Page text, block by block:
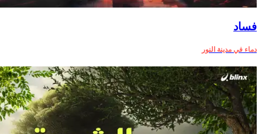
فساد
دماء في مدينة النور